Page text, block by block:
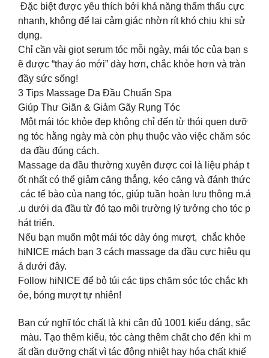
Đặc biệt được yêu thích bởi khả năng thẩm thấu cực
nhanh, không để lại cảm giác nhờn rít khó chịu khi sử
dụng.
Chỉ cần vài giọt serum tóc mỗi ngày, mái tóc của bạn s
ẽ được “thay áo mới” dày hơn, chắc khỏe hơn và tràn
đầy sức sống!
3 Tips Massage Da Đầu Chuẩn Spa
Giúp Thư Giãn & Giảm Gãy Rụng Tóc
Một mái tóc khỏe đẹp không chỉ đến từ thói quen dưỡ
ng tóc hằng ngày mà còn phụ thuộc vào việc chăm sóc
da đầu đúng cách.
Massage da đầu thường xuyên được coi là liệu pháp t
ốt nhất có thể giảm căng thẳng, kéo căng và đánh thức
các tế bào của nang tóc, giúp tuần hoàn lưu thông m.á
.u dưới da đầu từ đó tạo môi trường lý tưởng cho tóc p
hát triển.
Nếu bạn muốn một mái tóc dày óng mượt, chắc khỏe
hiNICE mách bạn 3 cách massage da đầu cực hiệu qu
ả dưới đây.
Follow hiNICE để bỏ túi các tips chăm sóc tóc chắc kh
ỏe, bóng mượt tự nhiên!
Bạn cứ nghĩ tóc chất là khi cân đủ 1001 kiểu dáng, sắc
màu. Tạo thêm kiểu, tóc càng thêm chất cho đến khi m
ất dần dưỡng chất vì tác động nhiệt hay hóa chất khiế